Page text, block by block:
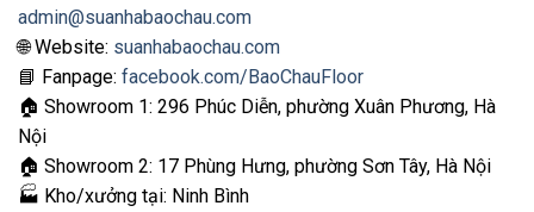
admin@suanhabaochau.com
🌐 Website: suanhabaochau.com
📘 Fanpage: facebook.com/BaoChauFloor
🏠 Showroom 1: 296 Phúc Diễn, phường Xuân Phương, Hà
Nội
🏠 Showroom 2: 17 Phùng Hưng, phường Sơn Tây, Hà Nội
🏭 Kho/xưởng tại: Ninh Bình